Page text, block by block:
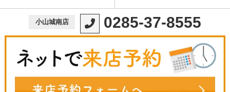
小山城南店 0285-37-8555